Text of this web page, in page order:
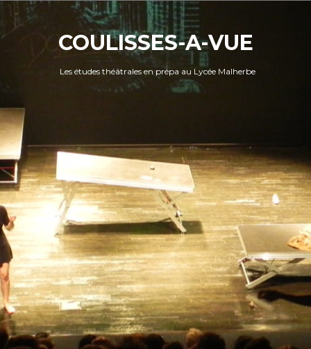
Skip
to
content
COULISSES-A-VUE
Les études théâtrales en prépa au Lycée Malherbe